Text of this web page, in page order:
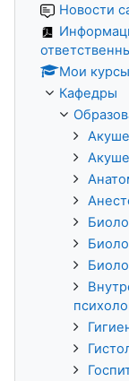
Новости
Мои курсы
Кафедры